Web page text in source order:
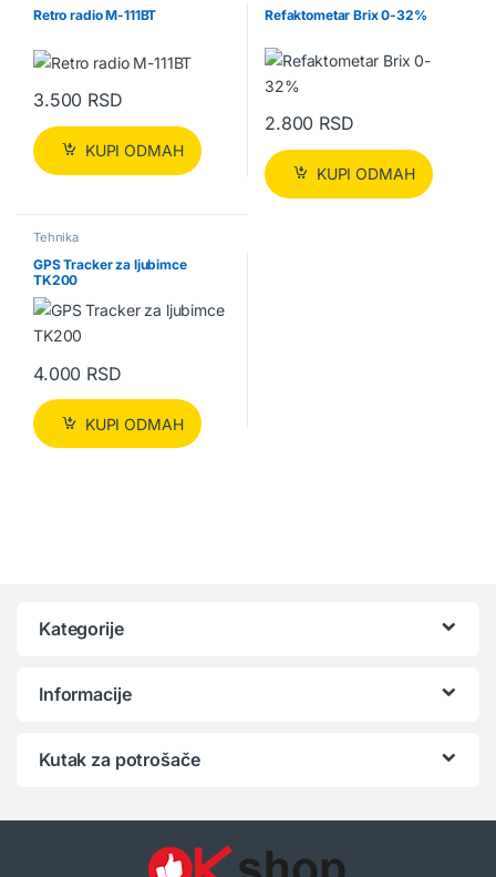
Retro radio M-111BT
3.500 RSD
KUPI ODMAH
Refaktometar Brix 0-32%
2.800 RSD
KUPI ODMAH
Tehnika
GPS Tracker za ljubimce
TK200
4.000 RSD
KUPI ODMAH
Kategorije
Informacije
Kutak za potrošače